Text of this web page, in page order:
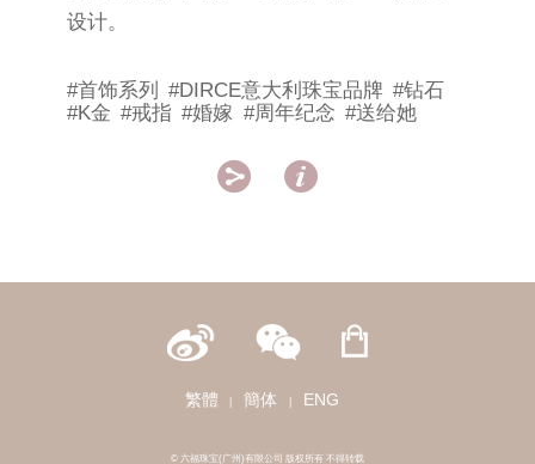
设计。
#首饰系列 #DIRCE意大利珠宝品牌 #钻石
#K金 #戒指 #婚嫁 #周年纪念 #送给她
 
繁體 簡体 ENG
© 六福珠宝(广州)有限公司 版权所有 不得转载